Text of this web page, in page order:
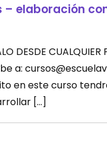
elaboración
DESDE
a:
en este curso
[…]